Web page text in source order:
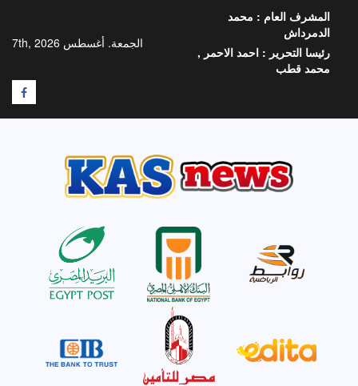
المحتوى
الجمعة. أغسطس 7th, 2026
المشرف العام : محمد
الدمرداش
رئيسا التحرير : احمد الاحمر ,
محمد قطب
F